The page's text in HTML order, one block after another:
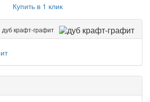
Купить в 1 клик
дуб крафт-графит